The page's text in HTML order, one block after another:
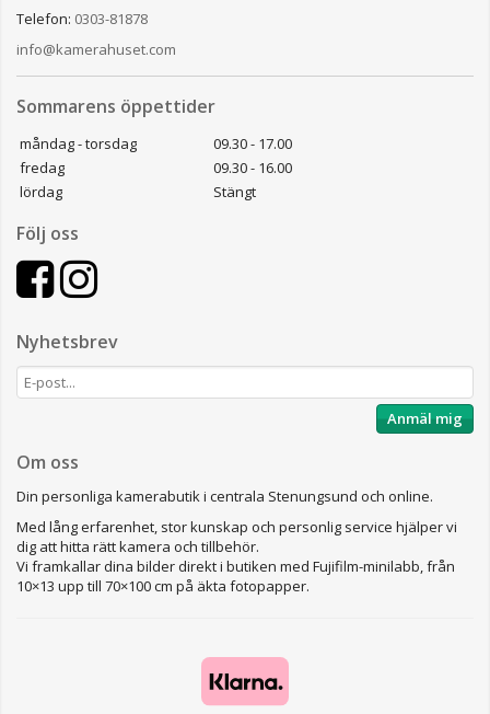
Telefon: 0303-81878
info@kamerahuset.com
Sommarens öppettider
måndag - torsdag
09.30 - 17.00
fredag
09.30 - 16.00
lördag
Stängt
Följ oss
Nyhetsbrev
Anmäl mig
Om oss
Din personliga kamerabutik i centrala Stenungsund och online.
Med lång erfarenhet, stor kunskap och personlig service hjälper vi
dig att hitta rätt kamera och tillbehör.
Vi framkallar dina bilder direkt i butiken med Fujifilm-minilabb, från
10×13 upp till 70×100 cm på äkta fotopapper.